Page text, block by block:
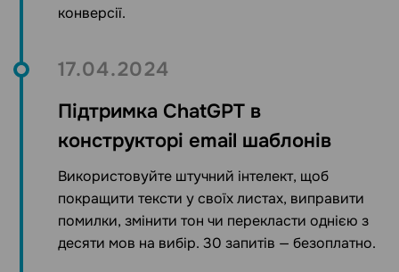
конверсії.
17.04.2024
Підтримка ChatGPT в
конструкторі email шаблонів
Використовуйте штучний інтелект, щоб
покращити тексти у своїх листах, виправити
помилки, змінити тон чи перекласти однією з
десяти мов на вибір. 30 запитів — безоплатно.